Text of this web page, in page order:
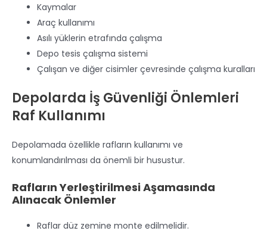
Kaymalar
Araç kullanımı
Asılı yüklerin etrafında çalışma
Depo tesis çalışma sistemi
Çalışan ve diğer cisimler çevresinde çalışma kuralları
Depolarda İş Güvenliği Önlemleri
Raf Kullanımı
Depolamada özellikle rafların kullanımı ve
konumlandırılması da önemli bir husustur.
Rafların Yerleştirilmesi Aşamasında
Alınacak Önlemler
Raflar düz zemine monte edilmelidir.